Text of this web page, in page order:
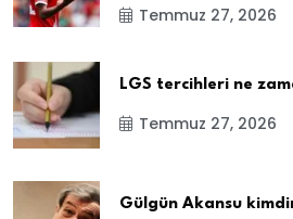
Temmuz 27, 2026
LGS tercihleri ne
Temmuz 27, 2026
Gülgün Akansu